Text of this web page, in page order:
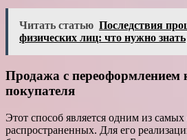
Читать статью Последствия
физических лиц: что нужно знать
Продажа с переоформлением
покупателя
Этот способ является одним из
распространенных. Для его